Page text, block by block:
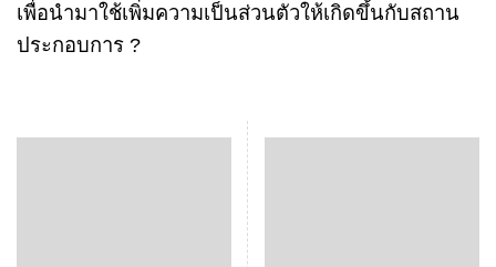
เพื่อนำมาใช้เพิ่มความเป็นส่วนตัวให้เกิดขึ้นกับสถาน
ประกอบการ ?